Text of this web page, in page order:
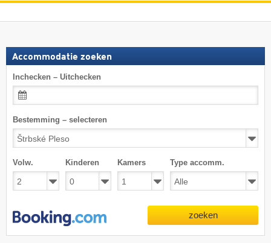
Accommodatie zoeken
Inchecken – Uitchecken
Bestemming – selecteren
Volw. Kinderen Kamers Type accomm.
zoeken